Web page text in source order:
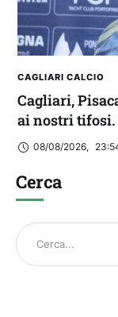
CAGLIARI CALCIO
Cagliari,
ai nostri tifosi.
il triplo colpo”
08/08/2026,
Cerca